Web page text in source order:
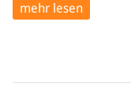
mehr lesen